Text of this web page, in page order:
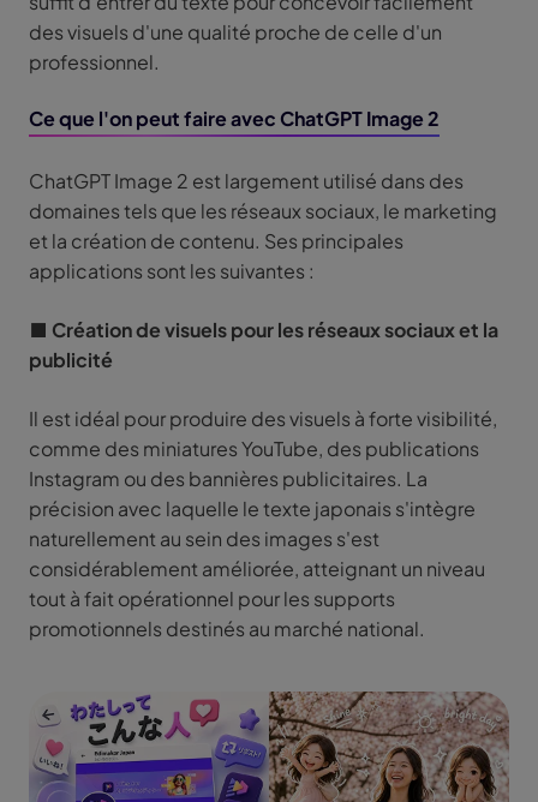
des visuels d'une qualité proche de celle d'un
professionnel.
Ce que l'on peut faire avec ChatGPT Image 2
ChatGPT Image 2 est largement utilisé dans des
domaines tels que les réseaux sociaux, le marketing
et la création de contenu. Ses principales
applications sont les suivantes :
■ Création de visuels pour les réseaux sociaux et la
publicité
Il est idéal pour produire des visuels à forte visibilité,
comme des miniatures YouTube, des publications
Instagram ou des bannières publicitaires. La
précision avec laquelle le texte japonais s'intègre
naturellement au sein des images s'est
considérablement améliorée, atteignant un niveau
tout à fait opérationnel pour les supports
promotionnels destinés au marché national.